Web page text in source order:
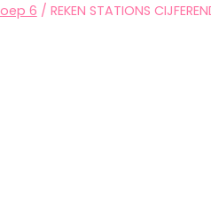
6 / REKEN STATIONS